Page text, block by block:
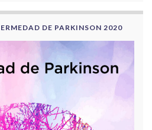
DE PARKINSON 2020